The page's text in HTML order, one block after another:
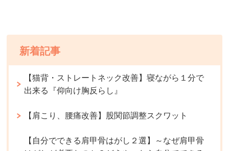
新着記事
【猫背・ストレートネック改善】寝ながら１分で
出来る『仰向け胸反らし』
【肩こり、腰痛改善】股関節調整スクワット
【自分でできる肩甲骨はがし２選】～なぜ肩甲骨